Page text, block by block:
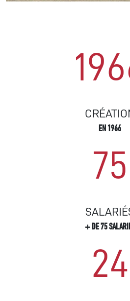
EN 1966
75
+ DE 75
24